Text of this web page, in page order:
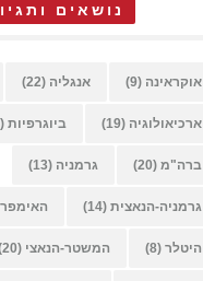
נושאים
אוקראינה (9) אנגליה (22)
ארכיאולוגיה (19) ביוגרפיות (8)
ברה"מ (20) גרמניה (13)
גרמניה-הנאצית (14)
היטלר (8) המשטר-הנאצי (20)